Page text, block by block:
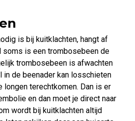
is bij kuitklachten, hangt af
soms is een trombosebeen de
trombosebeen is afwachten
in de beenader kan losschieten
longen terechtkomen. Dan is er
en dan moet je direct naar
wordt bij kuitklachten altijd